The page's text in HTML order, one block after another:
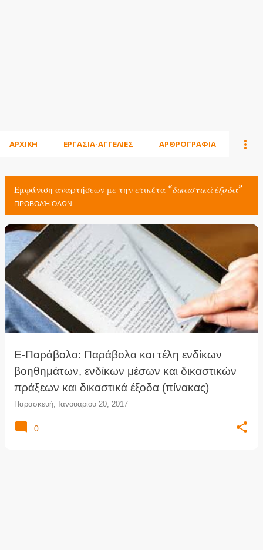
ΑΡΧΙΚΗ ΕΡΓΑΣΙΑ-ΑΓΓΕΛΙΕΣ ΑΡΘΡΟΓΡΑΦΙΑ
Εμφάνιση αναρτήσεων με την ετικέτα δικαστικά έξοδα
ΠΡΟΒΟΛΉ ΌΛΩΝ
Α
α
ρ
τ
ή
σ
Ε-Παράβολο: Παράβολα και τέλη ενδίκων
βοηθημάτων, ενδίκων μέσων και δικαστικών
πράξεων και δικαστικά έξοδα (πίνακας)
Παρασκευή, Ιανουαρίου 20, 2017
0